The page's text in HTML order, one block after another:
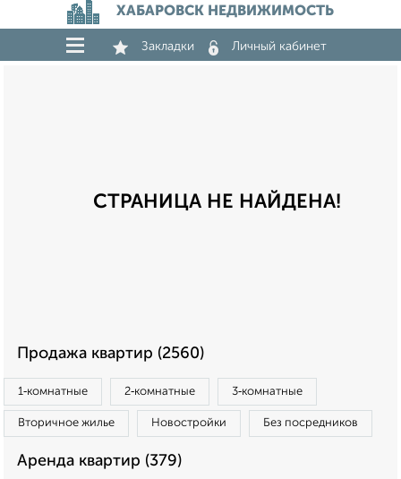
ХАБАРОВСК НЕДВИЖИМОСТЬ
Закладки Личный кабинет
СТРАНИЦА НЕ НАЙДЕНА!
Продажа квартир (2560)
1‑комнатные 2‑комнатные 3‑комнатные
Вторичное жилье Новостройки Без посредников
Аренда квартир (379)